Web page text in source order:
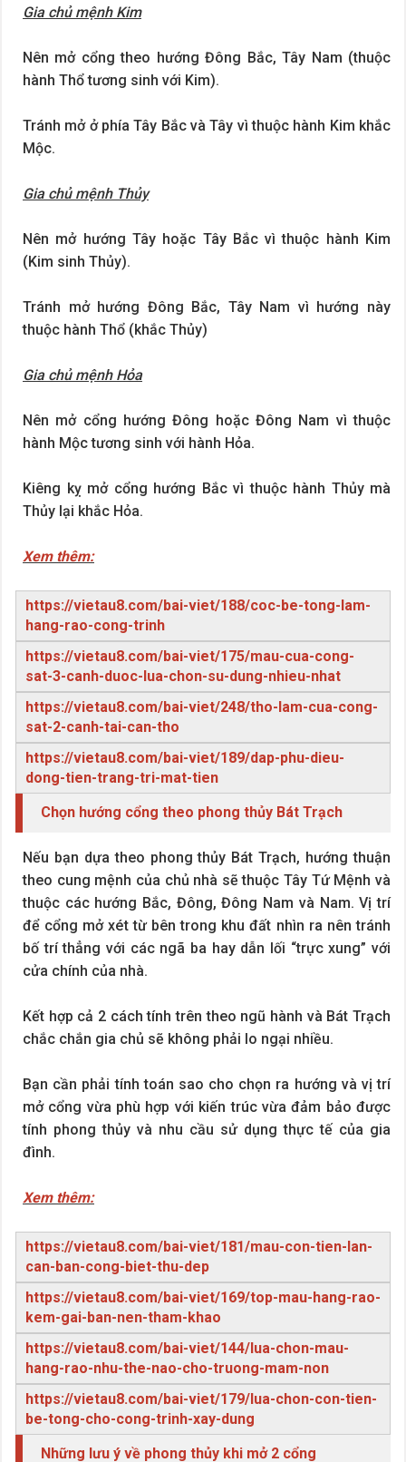
Gia chủ mệnh Kim
Nên mở cổng theo hướng Đông Bắc, Tây Nam (thuộc
hành Thổ tương sinh với Kim).
Tránh mở ở phía Tây Bắc và Tây vì thuộc hành Kim khắc
Mộc.
Gia chủ mệnh Thủy
Nên mở hướng Tây hoặc Tây Bắc vì thuộc hành Kim
(Kim sinh Thủy).
Tránh mở hướng Đông Bắc, Tây Nam vì hướng này
thuộc hành Thổ (khắc Thủy)
Gia chủ mệnh Hỏa
Nên mở cổng hướng Đông hoặc Đông Nam vì thuộc
hành Mộc tương sinh với hành Hỏa.
Kiêng kỵ mở cổng hướng Bắc vì thuộc hành Thủy mà
Thủy lại khắc Hỏa.
Xem thêm:
https://vietau8.com/bai-viet/188/coc-be-tong-lam-
hang-rao-cong-trinh
https://vietau8.com/bai-viet/175/mau-cua-cong-
sat-3-canh-duoc-lua-chon-su-dung-nhieu-nhat
https://vietau8.com/bai-viet/248/tho-lam-cua-cong-
sat-2-canh-tai-can-tho
https://vietau8.com/bai-viet/189/dap-phu-dieu-
dong-tien-trang-tri-mat-tien
Chọn hướng cổng theo phong thủy Bát Trạch
Nếu bạn dựa theo phong thủy Bát Trạch, hướng thuận
theo cung mệnh của chủ nhà sẽ thuộc Tây Tứ Mệnh và
thuộc các hướng Bắc, Đông, Đông Nam và Nam. Vị trí
để cổng mở xét từ bên trong khu đất nhìn ra nên tránh
bố trí thẳng với các ngã ba hay dẫn lối “trực xung” với
cửa chính của nhà.
Kết hợp cả 2 cách tính trên theo ngũ hành và Bát Trạch
chắc chắn gia chủ sẽ không phải lo ngại nhiều.
Bạn cần phải tính toán sao cho chọn ra hướng và vị trí
mở cổng vừa phù hợp với kiến trúc vừa đảm bảo được
tính phong thủy và nhu cầu sử dụng thực tế của gia
đình.
Xem thêm:
https://vietau8.com/bai-viet/181/mau-con-tien-lan-
can-ban-cong-biet-thu-dep
https://vietau8.com/bai-viet/169/top-mau-hang-rao-
kem-gai-ban-nen-tham-khao
https://vietau8.com/bai-viet/144/lua-chon-mau-
hang-rao-nhu-the-nao-cho-truong-mam-non
https://vietau8.com/bai-viet/179/lua-chon-con-tien-
be-tong-cho-cong-trinh-xay-dung
Những lưu ý về phong thủy khi mở 2 cổng